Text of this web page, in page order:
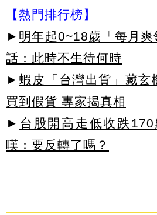
【熱門排行榜】
► 明年起0~18歲「每月
話：此時不生待何時
► 蝦皮「台灣出貨」藏玄
買到假貨 專家揭真相
► 台股開高走低收跌
嘆：要反轉了嗎？